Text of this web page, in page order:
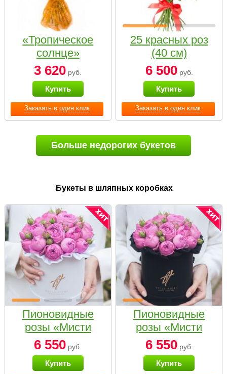
Заказать в один клик
«Тропическое
солнце»
3 620 руб.
Купить
Заказать в один клик
25 красных роз
(40 см)
6 500руб.
Купить
Больше недорогих букетов
Букеты в шляпных коробках
Пионовидные
розы «Мисти
бабблс» в белой
коробке Small
6 550 руб.
Купить
Пионовидные
розы «Мисти
бабблс» в
черной коробке
Small
6 550руб.
Купить